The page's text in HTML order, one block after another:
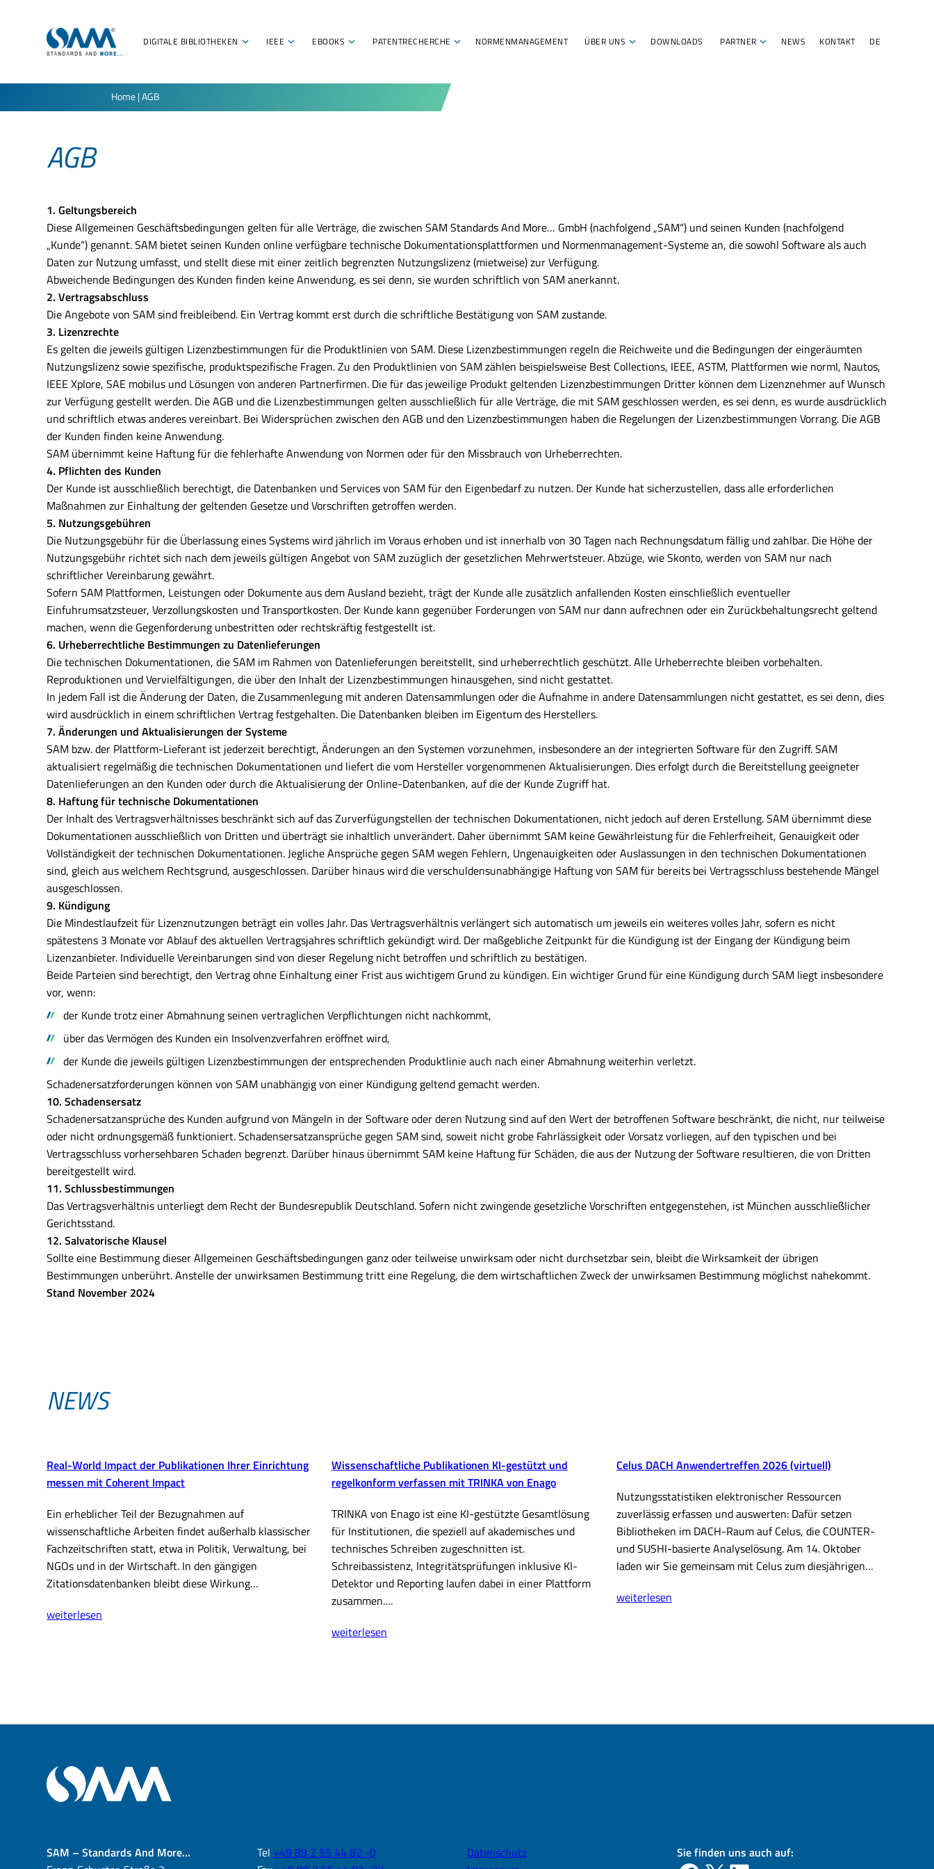
DIGITALE BIBLIOTHEKEN IEEE EBOOKS PATENTRECHERCHE NORMENMANAGEMENT ÜBER UNS DOWNLOADS PARTNER NEWS KONTAKT DE
Home|AGB
AGB
1. Geltungsbereich
Diese Allgemeinen Geschäftsbedingungen gelten für alle Verträge, die zwischen SAM Standards And More… GmbH (nachfolgend „SAM“) und seinen Kunden (nachfolgend
„Kunde“) genannt. SAM bietet seinen Kunden online verfügbare technische Dokumentationsplattformen und Normenmanagement-Systeme an, die sowohl Software als auch
Daten zur Nutzung umfasst, und stellt diese mit einer zeitlich begrenzten Nutzungslizenz (mietweise) zur Verfügung.
Abweichende Bedingungen des Kunden finden keine Anwendung, es sei denn, sie wurden schriftlich von SAM anerkannt.
2. Vertragsabschluss
Die Angebote von SAM sind freibleibend. Ein Vertrag kommt erst durch die schriftliche Bestätigung von SAM zustande.
3. Lizenzrechte
Es gelten die jeweils gültigen Lizenzbestimmungen für die Produktlinien von SAM. Diese Lizenzbestimmungen regeln die Reichweite und die Bedingungen der eingeräumten
Nutzungslizenz sowie spezifische, produktspezifische Fragen. Zu den Produktlinien von SAM zählen beispielsweise Best Collections, IEEE, ASTM, Plattformen wie normI, Nautos,
IEEE Xplore, SAE mobilus und Lösungen von anderen Partnerfirmen. Die für das jeweilige Produkt geltenden Lizenzbestimmungen Dritter können dem Lizenznehmer auf Wunsch
zur Verfügung gestellt werden. Die AGB und die Lizenzbestimmungen gelten ausschließlich für alle Verträge, die mit SAM geschlossen werden, es sei denn, es wurde ausdrücklich
und schriftlich etwas anderes vereinbart. Bei Widersprüchen zwischen den AGB und den Lizenzbestimmungen haben die Regelungen der Lizenzbestimmungen Vorrang. Die AGB
der Kunden finden keine Anwendung.
SAM übernimmt keine Haftung für die fehlerhafte Anwendung von Normen oder für den Missbrauch von Urheberrechten.
4. Pflichten des Kunden
Der Kunde ist ausschließlich berechtigt, die Datenbanken und Services von SAM für den Eigenbedarf zu nutzen. Der Kunde hat sicherzustellen, dass alle erforderlichen
Maßnahmen zur Einhaltung der geltenden Gesetze und Vorschriften getroffen werden.
5. Nutzungsgebühren
Die Nutzungsgebühr für die Überlassung eines Systems wird jährlich im Voraus erhoben und ist innerhalb von 30 Tagen nach Rechnungsdatum fällig und zahlbar. Die Höhe der
Nutzungsgebühr richtet sich nach dem jeweils gültigen Angebot von SAM zuzüglich der gesetzlichen Mehrwertsteuer. Abzüge, wie Skonto, werden von SAM nur nach
schriftlicher Vereinbarung gewährt.
Sofern SAM Plattformen, Leistungen oder Dokumente aus dem Ausland bezieht, trägt der Kunde alle zusätzlich anfallenden Kosten einschließlich eventueller
Einfuhrumsatzsteuer, Verzollungskosten und Transportkosten. Der Kunde kann gegenüber Forderungen von SAM nur dann aufrechnen oder ein Zurückbehaltungsrecht geltend
machen, wenn die Gegenforderung unbestritten oder rechtskräftig festgestellt ist.
6. Urheberrechtliche Bestimmungen zu Datenlieferungen
Die technischen Dokumentationen, die SAM im Rahmen von Datenlieferungen bereitstellt, sind urheberrechtlich geschützt. Alle Urheberrechte bleiben vorbehalten.
Reproduktionen und Vervielfältigungen, die über den Inhalt der Lizenzbestimmungen hinausgehen, sind nicht gestattet.
In jedem Fall ist die Änderung der Daten, die Zusammenlegung mit anderen Datensammlungen oder die Aufnahme in andere Datensammlungen nicht gestattet, es sei denn, dies
wird ausdrücklich in einem schriftlichen Vertrag festgehalten. Die Datenbanken bleiben im Eigentum des Herstellers.
7. Änderungen und Aktualisierungen der Systeme
SAM bzw. der Plattform-Lieferant ist jederzeit berechtigt, Änderungen an den Systemen vorzunehmen, insbesondere an der integrierten Software für den Zugriff. SAM
aktualisiert regelmäßig die technischen Dokumentationen und liefert die vom Hersteller vorgenommenen Aktualisierungen. Dies erfolgt durch die Bereitstellung geeigneter
Datenlieferungen an den Kunden oder durch die Aktualisierung der Online-Datenbanken, auf die der Kunde Zugriff hat.
8. Haftung für technische Dokumentationen
Der Inhalt des Vertragsverhältnisses beschränkt sich auf das Zurverfügungstellen der technischen Dokumentationen, nicht jedoch auf deren Erstellung. SAM übernimmt diese
Dokumentationen ausschließlich von Dritten und überträgt sie inhaltlich unverändert. Daher übernimmt SAM keine Gewährleistung für die Fehlerfreiheit, Genauigkeit oder
Vollständigkeit der technischen Dokumentationen. Jegliche Ansprüche gegen SAM wegen Fehlern, Ungenauigkeiten oder Auslassungen in den technischen Dokumentationen
sind, gleich aus welchem Rechtsgrund, ausgeschlossen. Darüber hinaus wird die verschuldensunabhängige Haftung von SAM für bereits bei Vertragsschluss bestehende Mängel
ausgeschlossen.
9. Kündigung
Die Mindestlaufzeit für Lizenznutzungen beträgt ein volles Jahr. Das Vertragsverhältnis verlängert sich automatisch um jeweils ein weiteres volles Jahr, sofern es nicht
spätestens 3 Monate vor Ablauf des aktuellen Vertragsjahres schriftlich gekündigt wird. Der maßgebliche Zeitpunkt für die Kündigung ist der Eingang der Kündigung beim
Lizenzanbieter. Individuelle Vereinbarungen sind von dieser Regelung nicht betroffen und schriftlich zu bestätigen.
Beide Parteien sind berechtigt, den Vertrag ohne Einhaltung einer Frist aus wichtigem Grund zu kündigen. Ein wichtiger Grund für eine Kündigung durch SAM liegt insbesondere
vor, wenn:
der Kunde trotz einer Abmahnung seinen vertraglichen Verpflichtungen nicht nachkommt,
über das Vermögen des Kunden ein Insolvenzverfahren eröffnet wird,
der Kunde die jeweils gültigen Lizenzbestimmungen der entsprechenden Produktlinie auch nach einer Abmahnung weiterhin verletzt.
Schadenersatzforderungen können von SAM unabhängig von einer Kündigung geltend gemacht werden.
10. Schadensersatz
Schadenersatzansprüche des Kunden aufgrund von Mängeln in der Software oder deren Nutzung sind auf den Wert der betroffenen Software beschränkt, die nicht, nur teilweise
oder nicht ordnungsgemäß funktioniert. Schadensersatzansprüche gegen SAM sind, soweit nicht grobe Fahrlässigkeit oder Vorsatz vorliegen, auf den typischen und bei
Vertragsschluss vorhersehbaren Schaden begrenzt. Darüber hinaus übernimmt SAM keine Haftung für Schäden, die aus der Nutzung der Software resultieren, die von Dritten
bereitgestellt wird.
11. Schlussbestimmungen
Das Vertragsverhältnis unterliegt dem Recht der Bundesrepublik Deutschland. Sofern nicht zwingende gesetzliche Vorschriften entgegenstehen, ist München ausschließlicher
Gerichtsstand.
12. Salvatorische Klausel
Sollte eine Bestimmung dieser Allgemeinen Geschäftsbedingungen ganz oder teilweise unwirksam oder nicht durchsetzbar sein, bleibt die Wirksamkeit der übrigen
Bestimmungen unberührt. Anstelle der unwirksamen Bestimmung tritt eine Regelung, die dem wirtschaftlichen Zweck der unwirksamen Bestimmung möglichst nahekommt.
Stand November 2024
NEWS
Real-World Impact der Publikationen Ihrer Einrichtung
messen mit Coherent Impact
Ein erheblicher Teil der Bezugnahmen auf
wissenschaftliche Arbeiten findet außerhalb klassischer
Fachzeitschriften statt, etwa in Politik, Verwaltung, bei
NGOs und in der Wirtschaft. In den gängigen
Zitationsdatenbanken bleibt diese Wirkung…
Real-
Coherent
Impact
weiterlesen
Wissenschaftliche Publikationen KI-gestützt und
regelkonform verfassen mit TRINKA von Enago
TRINKA von Enago ist eine KI-gestützte Gesamtlösung
für Institutionen, die speziell auf akademisches und
technisches Schreiben zugeschnitten ist.
Schreibassistenz, Integritätsprüfungen inklusive KI-
Detektor und Reporting laufen dabei in einer Plattform
zusammen.…
Wissenschaftliche
weiterlesen
Celus DACH Anwendertreffen 2026 (virtuell)
Nutzungsstatistiken elektronischer Ressourcen
zuverlässig erfassen und auswerten: Dafür setzen
Bibliotheken im DACH-Raum auf Celus, die COUNTER-
und SUSHI-basierte Analyselösung. Am 14. Oktober
laden wir Sie gemeinsam mit Celus zum diesjährigen…
Celus
weiterlesen
SAM – Standards And More…
Tel +49 89 2 55 44 82 -0
Datenschutz
Sie finden uns auch auf: